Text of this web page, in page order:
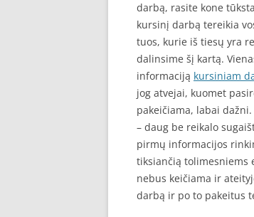
darbą, rasite kone
kursinį darbą tereikia
tuos, kurie iš tiesų yra
dalinsime šį kartą.
informaciją kursiniam
jog atvejai, kuomet
pakeičiama, labai
– daug be reikalo
pirmų informacijos
tiksiančią tolimesniems
nebus keičiama ir
darbą ir po to pakeitus